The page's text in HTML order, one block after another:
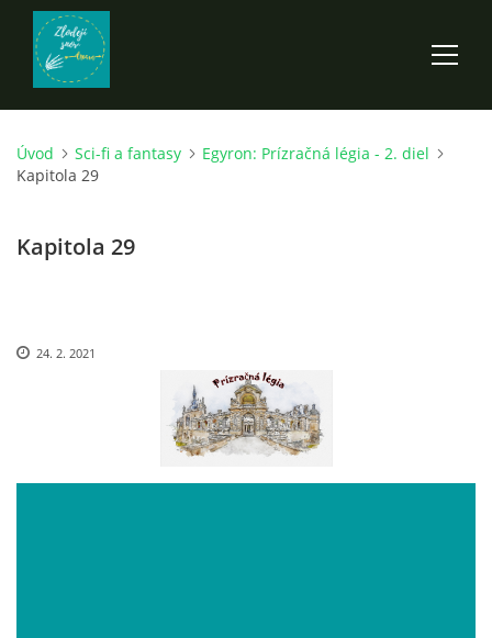
ÚVOD
EGYRON: SIEDMY DEŇ - 3. DIEL
Úvod Sci-fi a fantasy
Egyron: Prízračná légia - 2. diel
Kapitola 29
Kapitola 29
24. 2. 2021